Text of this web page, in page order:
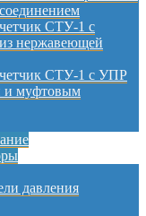
СТУ-1 с
нержавеющей
СТУ-1 с УПР
и муфтовым
давления